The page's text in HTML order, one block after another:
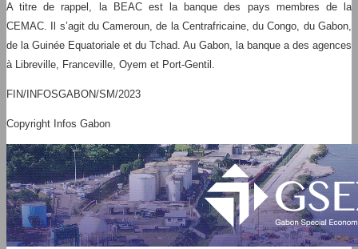
A titre de rappel, la BEAC est la banque des pays membres de la
CEMAC. Il s’agit du Cameroun, de la Centrafricaine, du Congo, du Gabon,
de la Guinée Equatoriale et du Tchad. Au Gabon, la banque a des agences
à Libreville, Franceville, Oyem et Port-Gentil.
FIN/INFOSGABON/SM/2023
Copyright Infos Gabon